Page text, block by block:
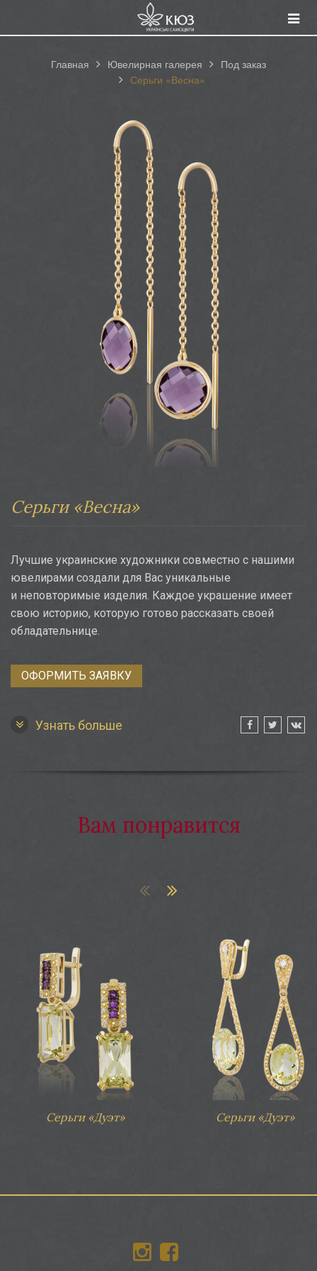
Главная Ювелирная галерея
Под заказ
Серьги «Весна»
Серьги «Весна»
Лучшие украинские художники совместно с нашими
ювелирами создали для Вас уникальные
и неповторимые изделия. Каждое украшение имеет
свою историю, которую готово рассказать своей
обладательнице.
ОФОРМИТЬ ЗАЯВКУ
Узнать больше
Вам понравится
Серьги «Дуэт» Серьги «Дуэт»